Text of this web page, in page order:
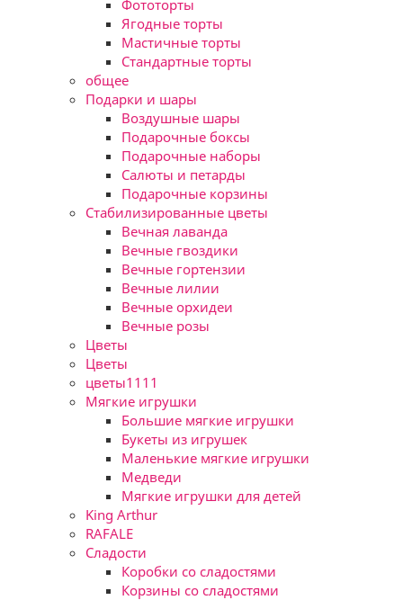
Фототорты
Ягодные торты
Мастичные торты
Стандартные торты
общее
Подарки и шары
Воздушные шары
Подарочные боксы
Подарочные наборы
Салюты и петарды
Подарочные корзины
Стабилизированные цветы
Вечная лаванда
Вечные гвоздики
Вечные гортензии
Вечные лилии
Вечные орхидеи
Вечные розы
Цветы
Цветы
цветы1111
Мягкие игрушки
Большие мягкие игрушки
Букеты из игрушек
Маленькие мягкие игрушки
Медведи
Мягкие игрушки для детей
King Arthur
RAFALE
Сладости
Коробки со сладостями
Корзины со сладостями